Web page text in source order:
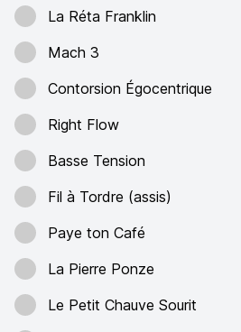
La Réta Franklin
Mach 3
Contorsion Égocentrique
Right Flow
Basse Tension
Fil à Tordre (assis)
Paye ton Café
La Pierre Ponze
Le Petit Chauve Sourit